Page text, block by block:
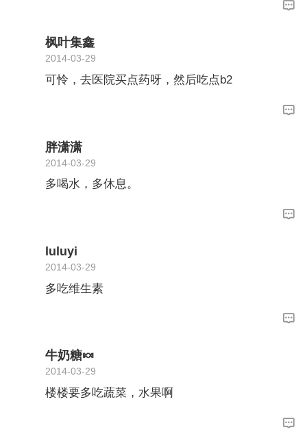
枫叶集鑫
2014-03-29
可怜，去医院买点药呀，然后吃点b2
胖潇潇
2014-03-29
多喝水，多休息。
luluyi
2014-03-29
多吃维生素
牛奶糖🍬
2014-03-29
楼楼要多吃蔬菜，水果啊